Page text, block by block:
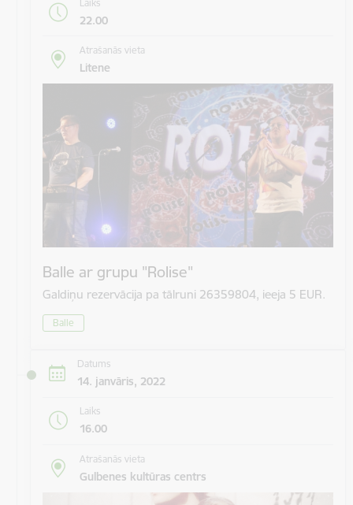
Laiks
22.00
Atrašanās vieta
Litene
Balle ar grupu "Rolise"
Galdiņu rezervācija pa tālruni 26359804, ieeja 5 EUR.
Balle
Datums
14. janvāris, 2022
Laiks
16.00
Atrašanās vieta
Gulbenes kultūras centrs